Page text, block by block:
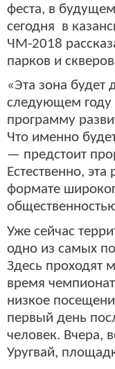
феста, в
сегодня в
ЧМ-2018
парков и
«Эта зона будет
следующем году
программу
Что именно
— предстоит
Естественно,
формате
Уже сейчас
одно из самых
Здесь проходят
время
низкое
первый день
человек. Вчера,
Уругвай,